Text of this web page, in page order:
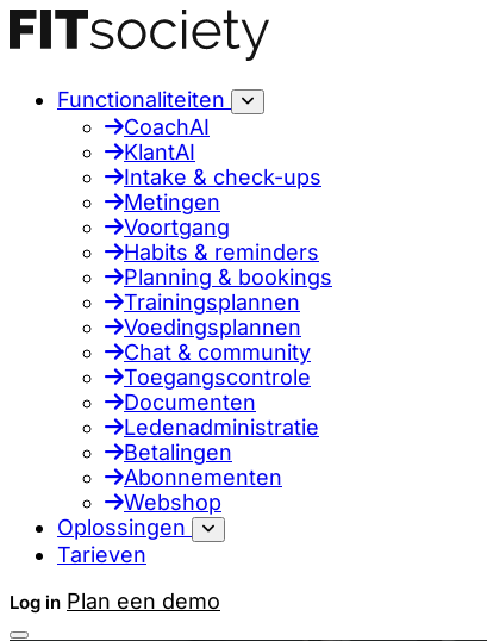
Functionaliteiten
CoachAI
KlantAI
Intake & check-ups
Metingen
Voortgang
Habits & reminders
Planning & bookings
Trainingsplannen
Voedingsplannen
Chat & community
Toegangscontrole
Documenten
Ledenadministratie
Betalingen
Abonnementen
Webshop
Oplossingen
Tarieven
Log in Plan een demo